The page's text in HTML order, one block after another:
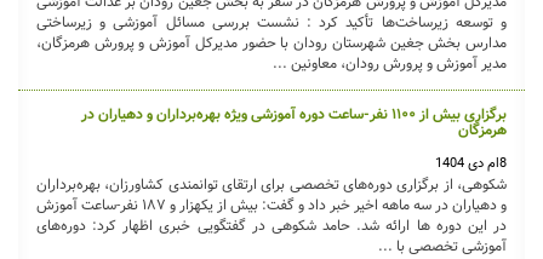
و توسعه زیرساخت‌ها تأکید کرد : نشست بررسی مسائل آموزشی و زیرساختی
مدارس بخش جغین شهرستان رودان با حضور مدیرکل آموزش و پرورش هرمزگان،
مدیر آموزش و پرورش رودان، معاونین ...
برگزاری بیش از ۱۱۰۰ نفر-ساعت دوره آموزشی ویژه بهره‌برداران و دهیاران در
هرمزگان
8ام دی 1404
شکوهی، از برگزاری دوره‌های تخصصی برای ارتقای توانمندی کشاورزان، بهره‌برداران
و دهیاران در سه ماهه اخیر خبر داد و گفت: بیش از یکهزار و ۱۸۷ نفر-ساعت آموزش
در این دوره ها ارائه شد. حامد شکوهی در گفتگویی خبری اظهار کرد: دوره‌های
آموزشی تخصصی با ...